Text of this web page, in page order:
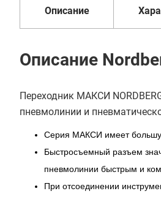
Описание
Описание
Переходник МАКСИ
пневмолинии и
Серия МАКСИ имеет большую
Быстросъемный разъем
пневмолинии быстрым и
При отсоединении